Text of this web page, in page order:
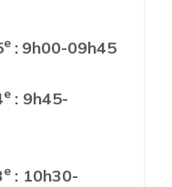
e : 9h00-09h45
e : 9h45-
e : 10h30-